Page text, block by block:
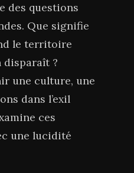
des questions
Que signifie
le territoire
disparaît ?
une culture, une
dans l’exil
ces
une lucidité